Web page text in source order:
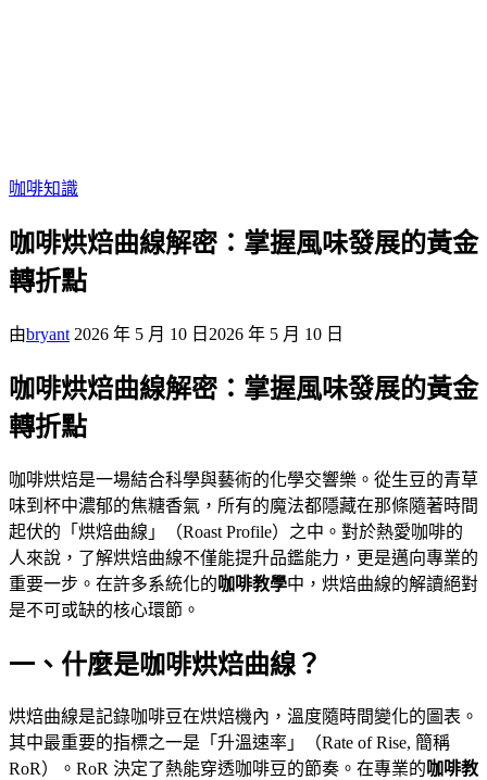
咖啡知識
咖啡烘焙曲線解密：掌握風味發展的黃金
轉折點
由bryant 2026 年 5 月 10 日 2026 年 5 月 10 日
咖啡烘焙曲線解密：掌握風味發展的黃金
轉折點
咖啡烘焙是一場結合科學與藝術的化學交響樂。從生豆的青草
味到杯中濃郁的焦糖香氣，所有的魔法都隱藏在那條隨著時間
起伏的「烘焙曲線」（Roast Profile）之中。對於熱愛咖啡的
人來說，了解烘焙曲線不僅能提升品鑑能力，更是邁向專業的
重要一步。在許多系統化的咖啡教學中，烘焙曲線的解讀絕對
是不可或缺的核心環節。
一、什麼是咖啡烘焙曲線？
烘焙曲線是記錄咖啡豆在烘焙機內，溫度隨時間變化的圖表。
其中最重要的指標之一是「升溫速率」（Rate of Rise, 簡稱
RoR）。RoR 決定了熱能穿透咖啡豆的節奏。在專業的咖啡教